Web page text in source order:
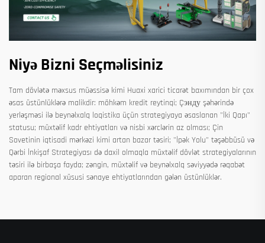
Niyə Bizni Seçməlisiniz
Tam dövlətə məxsus müəssisə kimi Huaxi xarici ticarət baxımından bir çox
əsas üstünlüklərə malikdir: möhkəm kredit reytinqi; Çэнду şəhərində
yerləşməsi ilə beynəlxalq loqistika üçün strategiyaya əsaslanan "İki Qapı"
statusu; müxtəlif kadr ehtiyatları və nisbi xərclərin az olması; Çin
Sovetinin iqtisadi mərkəzi kimi artan bazar təsiri; "İpək Yolu" təşəbbüsü və
Qərbi İnkişaf Strategiyası də daxil olmaqla müxtəlif dövlət strategiyalarının
təsiri ilə birbaşa fayda; zəngin, müxtəlif və beynəlxalq səviyyədə rəqabət
aparan regional xüsusi sənaye ehtiyatlarından gələn üstünlüklər.